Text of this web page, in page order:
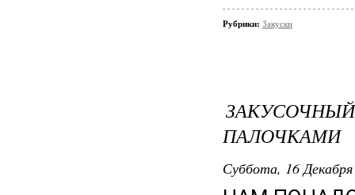
Рубрики: Закуски
ПАЛОЧКАМИ
Суббота, 16